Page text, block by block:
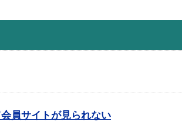
員サイトが見られない